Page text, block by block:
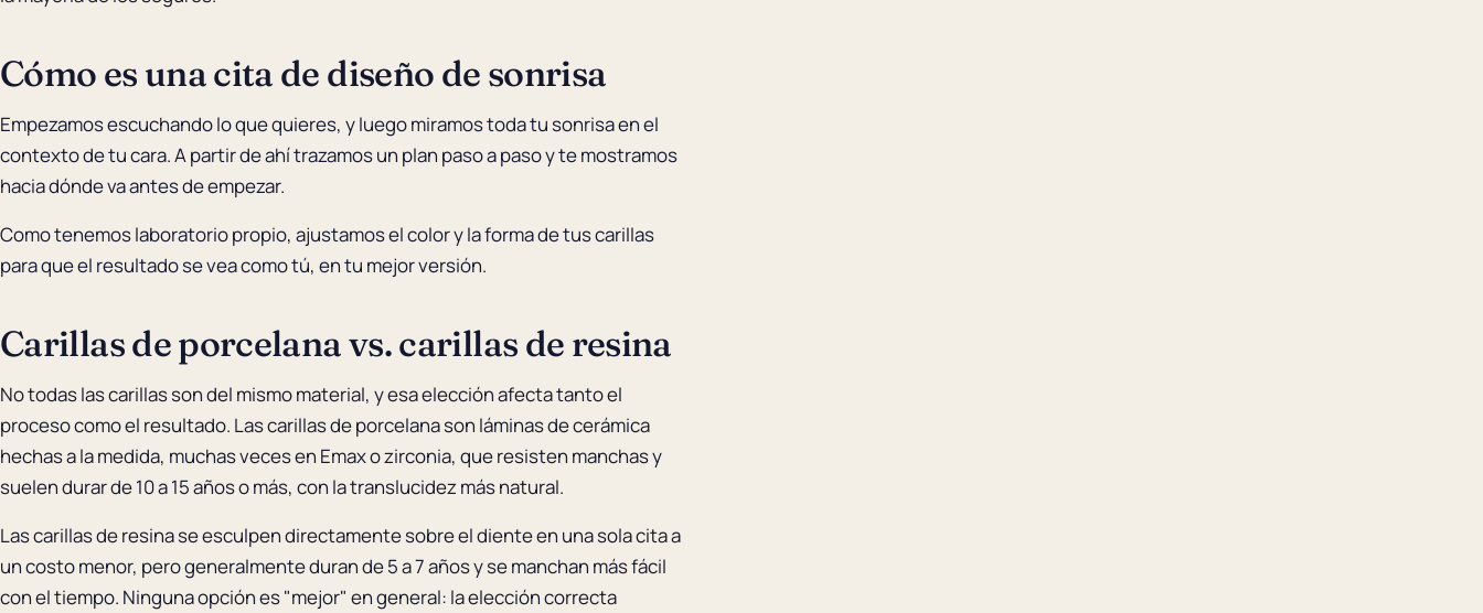
Cómo es una cita de diseño de sonrisa
Empezamos escuchando lo que quieres, y luego miramos toda tu sonrisa en el
contexto de tu cara. A partir de ahí trazamos un plan paso a paso y te mostramos
hacia dónde va antes de empezar.
Como tenemos laboratorio propio, ajustamos el color y la forma de tus carillas
para que el resultado se vea como tú, en tu mejor versión.
Carillas de porcelana vs. carillas de resina
No todas las carillas son del mismo material, y esa elección afecta tanto el
proceso como el resultado. Las carillas de porcelana son láminas de cerámica
hechas a la medida, muchas veces en Emax o zirconia, que resisten manchas y
suelen durar de 10 a 15 años o más, con la translucidez más natural.
Las carillas de resina se esculpen directamente sobre el diente en una sola cita a
un costo menor, pero generalmente duran de 5 a 7 años y se manchan más fácil
con el tiempo. Ninguna opción es "mejor" en general: la elección correcta